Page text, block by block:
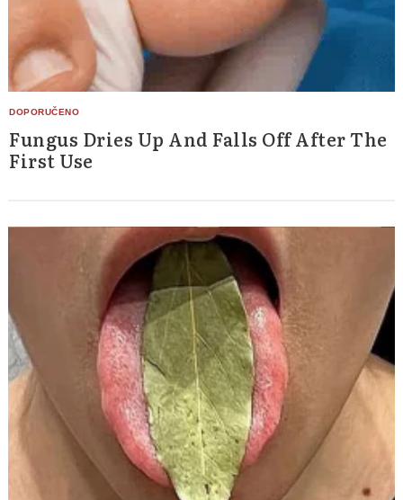
Fungus Dries Up And Falls Off After The
First Use